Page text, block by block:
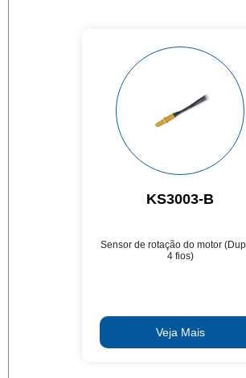
KS3003-B
Sensor de rotação do motor
4 fios)
Veja Mais